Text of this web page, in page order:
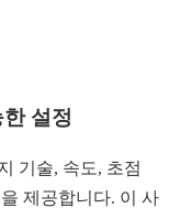
설정
기술, 속도, 초점
제공합니다. 이 사